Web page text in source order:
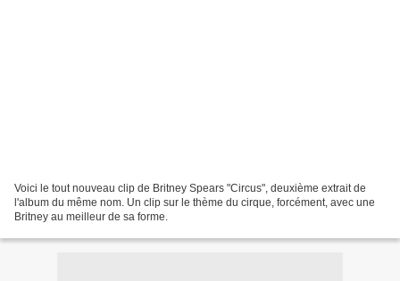
Voici le tout nouveau clip de Britney Spears "Circus", deuxième extrait de
l'album du même nom. Un clip sur le thème du cirque, forcément, avec une
Britney au meilleur de sa forme.